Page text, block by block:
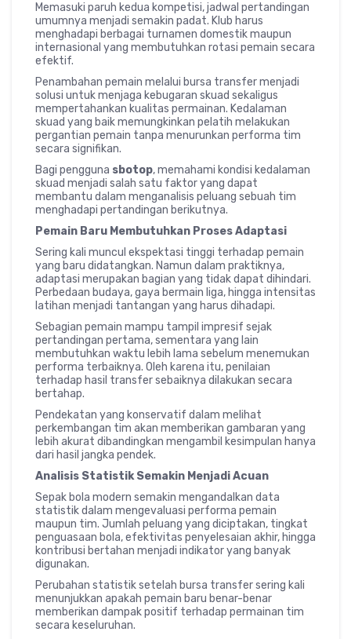
Memasuki paruh kedua kompetisi, jadwal pertandingan
umumnya menjadi semakin padat. Klub harus
menghadapi berbagai turnamen domestik maupun
internasional yang membutuhkan rotasi pemain secara
efektif.
Penambahan pemain melalui bursa transfer menjadi
solusi untuk menjaga kebugaran skuad sekaligus
mempertahankan kualitas permainan. Kedalaman
skuad yang baik memungkinkan pelatih melakukan
pergantian pemain tanpa menurunkan performa tim
secara signifikan.
Bagi pengguna sbotop, memahami kondisi kedalaman
skuad menjadi salah satu faktor yang dapat
membantu dalam menganalisis peluang sebuah tim
menghadapi pertandingan berikutnya.
Pemain Baru Membutuhkan Proses Adaptasi
Sering kali muncul ekspektasi tinggi terhadap pemain
yang baru didatangkan. Namun dalam praktiknya,
adaptasi merupakan bagian yang tidak dapat dihindari.
Perbedaan budaya, gaya bermain liga, hingga intensitas
latihan menjadi tantangan yang harus dihadapi.
Sebagian pemain mampu tampil impresif sejak
pertandingan pertama, sementara yang lain
membutuhkan waktu lebih lama sebelum menemukan
performa terbaiknya. Oleh karena itu, penilaian
terhadap hasil transfer sebaiknya dilakukan secara
bertahap.
Pendekatan yang konservatif dalam melihat
perkembangan tim akan memberikan gambaran yang
lebih akurat dibandingkan mengambil kesimpulan hanya
dari hasil jangka pendek.
Analisis Statistik Semakin Menjadi Acuan
Sepak bola modern semakin mengandalkan data
statistik dalam mengevaluasi performa pemain
maupun tim. Jumlah peluang yang diciptakan, tingkat
penguasaan bola, efektivitas penyelesaian akhir, hingga
kontribusi bertahan menjadi indikator yang banyak
digunakan.
Perubahan statistik setelah bursa transfer sering kali
menunjukkan apakah pemain baru benar-benar
memberikan dampak positif terhadap permainan tim
secara keseluruhan.